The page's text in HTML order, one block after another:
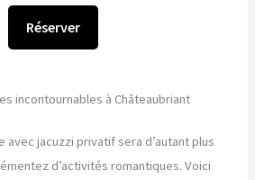
Réserver
incontournables à Châteaubriant
avec jacuzzi privatif sera d’autant plus
d’activités romantiques. Voici